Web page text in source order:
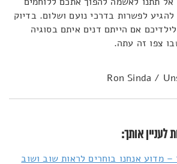
לפשרות בדרכי נועם ושלום. בדיוק
אם הייתם דנים איתם בסוגיה
צפו זה עתה.
לעניין אותך:
מדוע אנחנו בוחרים לראות שוב ושוב